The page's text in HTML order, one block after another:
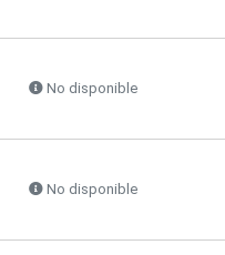
No disponible
No disponible